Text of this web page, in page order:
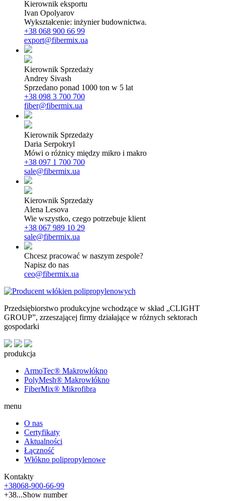
Kierownik eksportu
Ivan Opolyarov
Wykształcenie: inżynier budownictwa.
+38 068 900 66 99
export@fibermix.ua
Kierownik Sprzedaży
Andrey Sivash
Sprzedano ponad 1000 ton w 5 lat
+38 098 3 700 700
fiber@fibermix.ua
Kierownik Sprzedaży
Daria Serpokryl
Mówi o różnicy między mikro i makro
+38 097 1 700 700
sale@fibermix.ua
Kierownik Sprzedaży
Alena Lesova
Wie wszystko, czego potrzebuje klient
+38 067 989 10 29
sale@fibermix.ua
Chcesz pracować w naszym zespole?
Napisz do nas
ceo@fibermix.ua
Przedsiębiorstwo produkcyjne wchodzące w skład „CLIGHT
GROUP”, zrzeszającej firmy działające w różnych sektorach
gospodarki
produkcja
ArmoTec® Makrowłókno
PolyMesh® Makrowłókno
FiberMix® Mikrofibra
menu
O nas
Certyfikaty
Aktualności
Łączność
Włókno polipropylenowe
Kontakty
+38068-900-66-99
+38...Show number